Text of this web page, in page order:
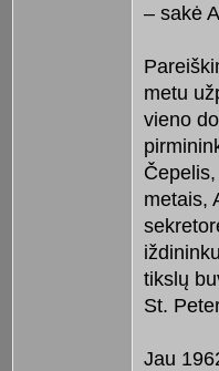
– sakė
metu
vieno
metais,
tikslų
St.
Jau